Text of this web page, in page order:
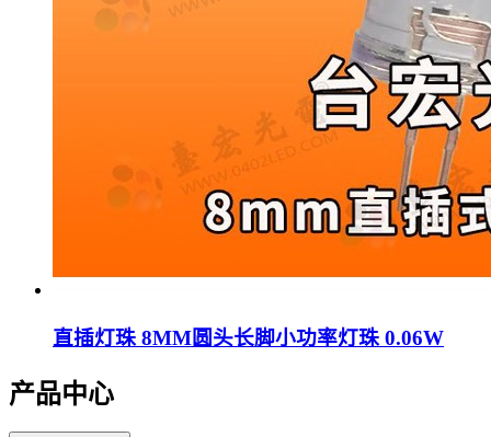
直插灯珠 8MM圆头长脚小功率灯珠 0.06W
产品中心